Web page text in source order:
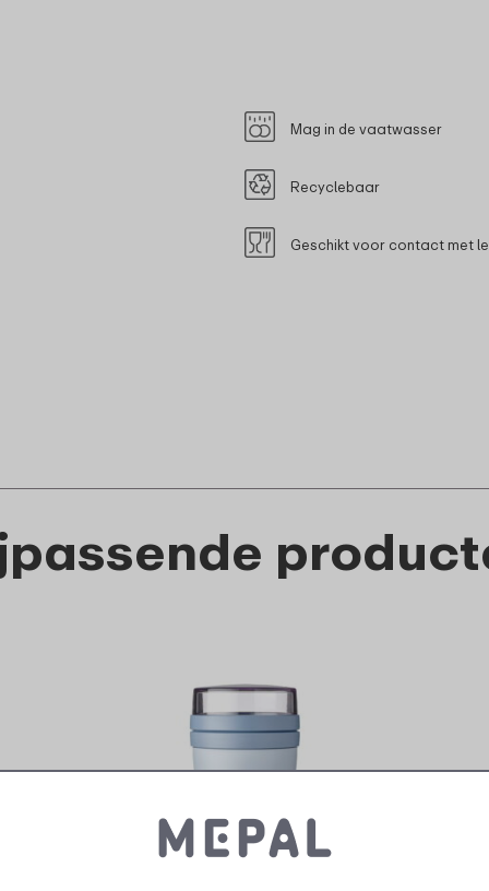
Mag in de vaatwasser
Recyclebaar
Geschikt voor contact met